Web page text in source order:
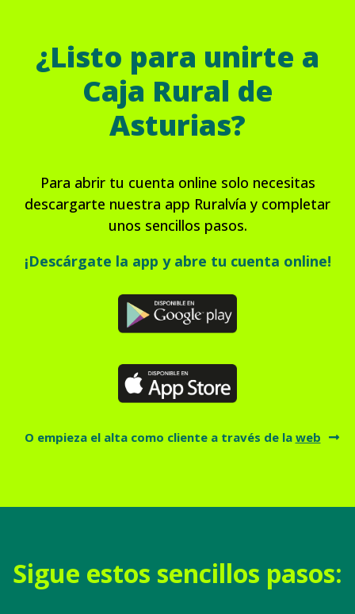
¿Listo para unirte a
Caja Rural de
Asturias?
Para abrir tu cuenta online solo necesitas
descargarte nuestra app Ruralvía y completar
unos sencillos pasos.
¡Descárgate la app y abre tu cuenta online!
O empieza el alta como cliente a través de la web
Sigue estos sencillos pasos: